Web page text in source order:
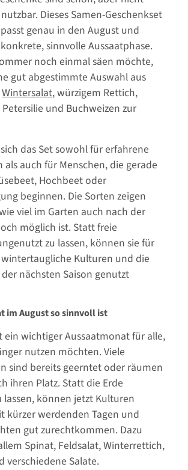
Dieses Samen-Geschenkset
genau in den August und
sinnvolle Aussaatphase.
noch einmal säen möchte,
gut abgestimmte Auswahl aus
Wintersalat, würzigem Rettich,
und Buchweizen zur
das Set sowohl für erfahrene
als auch für Menschen, die gerade
Hochbeet oder
beginnen. Die Sorten zeigen
viel im Garten auch nach der
möglich ist. Statt freie
zu lassen, können sie für
Kulturen und die
nächsten Saison genutzt
im August so sinnvoll ist
ein wichtiger Aussaatmonat für alle,
nutzen möchten. Viele
sind bereits geerntet oder räumen
ihren Platz. Statt die Erde
lassen, können jetzt Kulturen
kürzer werdenden Tagen und
gut zurechtkommen. Dazu
Spinat, Feldsalat, Winterrettich,
verschiedene Salate.